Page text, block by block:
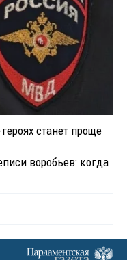
станет проще
воробьев: когда